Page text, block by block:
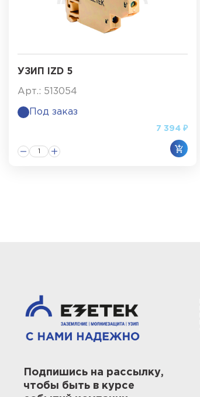
УЗИП IZD 5
Арт.: 513054
Под заказ
7 394 ₽
Подпишись на рассылку,
чтобы быть в курсе